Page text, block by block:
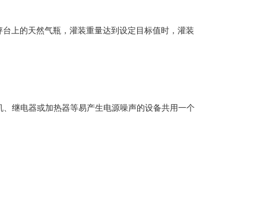
≤90％R.H.
级：Ⅲ级 大秤量：1000kg 分度值：200g
上的天然气瓶，灌装重量达到设定目标值时，灌装
继电器或加热器等易产生电源噪声的设备共用一个